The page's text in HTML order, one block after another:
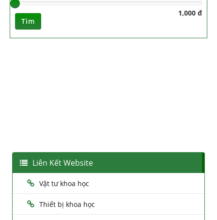
1,000 đ
Tìm
Liên Kết Website
Vật tư khoa học
Thiết bị khoa học